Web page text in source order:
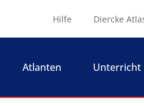
Hilfe Diercke
Atlanten Unterricht